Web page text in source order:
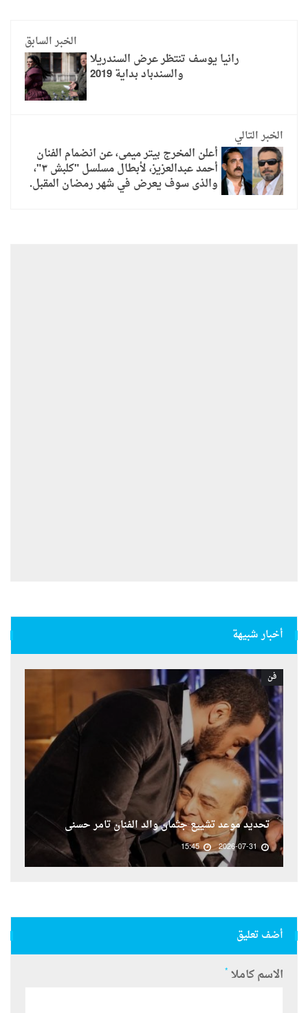
الخبر السابق
رانيا يوسف تنتظر عرض السندريلا
والسندباد بداية 2019
الخبر التالي
أعلن المخرج بيتر ميمى، عن انضمام الفنان
أحمد عبدالعزيز، لأبطال مسلسل "كلبش ٣"،
والذى سوف يعرض في شهر رمضان المقبل.
أخبار شبيهة
فن
تحديد موعد تشييع جثمان والد الفنان تامر حسنى
2026-07-31
15:45
أضف تعليق
الاسم كاملا *